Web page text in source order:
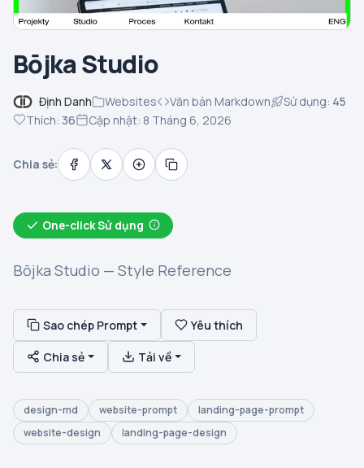
Bōjka Studio
Định Danh Websites Văn bản Markdown Sử dụng: 45
Thích: 36 Cập nhật: 8 Tháng 6, 2026
Chia sẻ:
One-click Sử dụng
Bōjka Studio — Style Reference
Sao chép Prompt Yêu thích
Chia sẻ Tải về
design-md website-prompt
landing-page-prompt
website-design
landing-page-design